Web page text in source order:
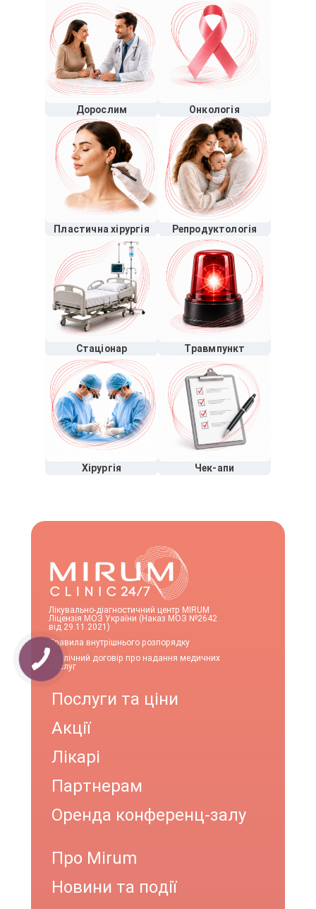
Дорослим Онкологія
Пластична хірургія Репродуктологія
Стаціонар Травмпункт
Хірургія Чек-апи
Лікувально-діагностичний центр MIRUM
Ліцензія МОЗ України (Наказ МОЗ №2642
від 29.11.2021)
Правила внутрішнього розпорядку
Публічний договір про надання медичних
послуг
Послуги та ціни
Акції
Лікарі
Партнерам
Оренда конференц-залу
Про Mirum
Новини та події